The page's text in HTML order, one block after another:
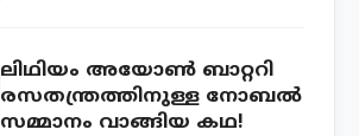
ലിഥിയം അയോണ്‍ ബാറ്ററി
രസതന്ത്രത്തിനുള്ള നോബല്‍
സമ്മാനം വാങ്ങിയ കഥ!